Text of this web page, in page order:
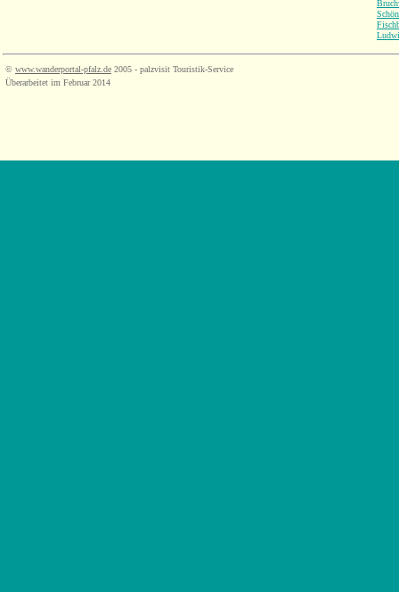
© www.wanderportal-pfalz.de 2005 - palzvisit Touristik-Service
Überarbeitet im Februar 2014